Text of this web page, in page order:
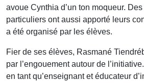
avoue Cynthia d’un ton moqueur.
particuliers ont aussi apporté leurs
a été organisé par les élèves.
Fier de ses élèves, Rasmané
par l’engouement autour de
en tant qu’enseignant et éducateur